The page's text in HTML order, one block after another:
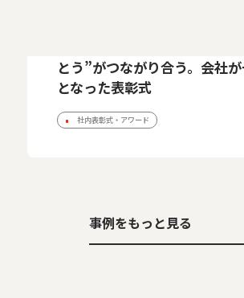
とう”がつながり合う。会社
となった表彰式
社内表彰式・アワード
事例をもっと見る